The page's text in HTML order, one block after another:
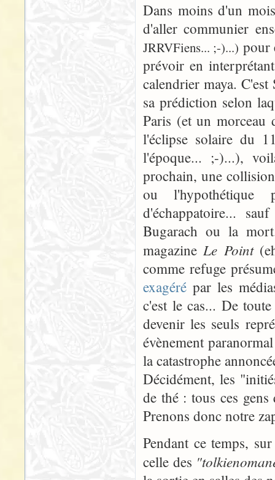
Dans moins d'un
d'aller communier
JRRVFiens... ;-)...) pour
prévoir en
calendrier maya.
sa prédiction selon
Paris (et un morceau
l'éclipse solaire du
l'époque... ;-)...),
prochain, une
ou l'hypothétique
d'échappatoire...
Bugarach ou la
magazineLe Point
comme refuge
exagéré par les
c'est le cas... De
devenir les seuls
évènement
la catastrophe
Décidément, les
de thé : tous ces
Prenons donc notre
Pendant ce temps,
celle des